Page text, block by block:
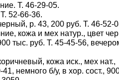
Т. 46-29-05.
52-66-36.
р. 43, 200 руб. Т. 46-52-
кожа и мех натур., цвет
тыс. руб. Т. 45-45-56,
кожа иск., мех нат.,
немного б/у, в хор. сост.,